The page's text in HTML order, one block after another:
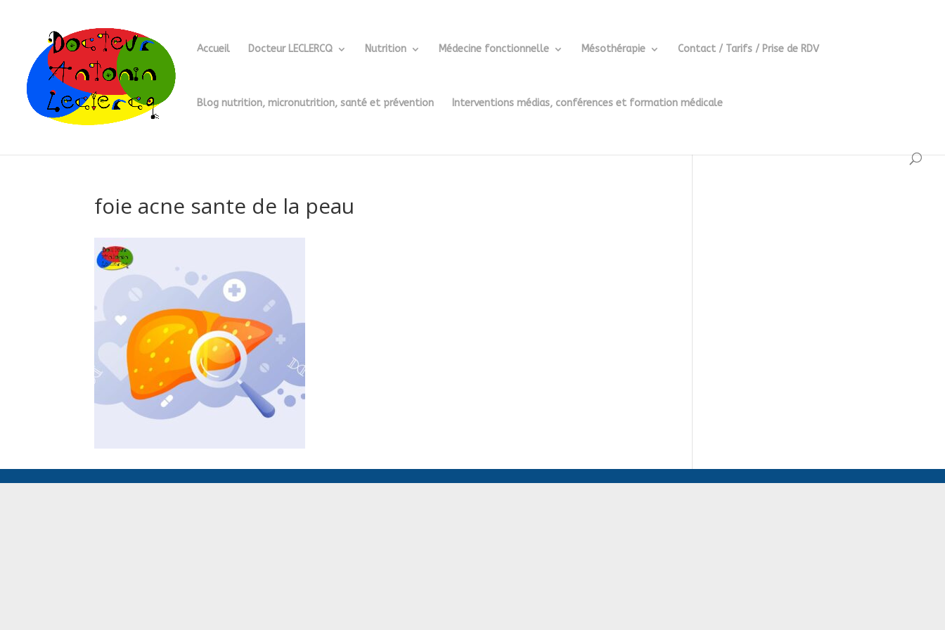
Accueil Docteur LECLERCQ Nutrition Médecine fonctionnelle Mésothérapie Contact / Tarifs / Prise de RDV
Blog nutrition, micronutrition, santé et prévention Interventions médias, conférences et formation médicale
foie acne sante de la peau